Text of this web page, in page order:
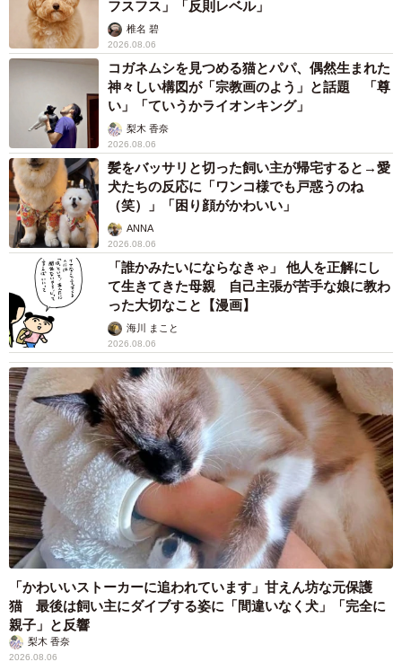
タイの電車の中で見た優先席のマーク 子ど
も、妊娠、けが人、お年寄り… 一つだけ謎の
ものが！？「だから黄色なんですね」
中将 タカノリ
2026.08.06
【物価高が直撃】お盆帰省「予定なし」が約半
数 新幹線・高速バスの「使い分け」が鮮明に
まいどなニュース情報部
2026.08.06
83歳父が骨折で入院 ３カ月の病院生活があま
りに退屈で「画用紙と色鉛筆持ってこい！」→
スケッチブックを見た家族が仰天「これ、売れ
ますよ…」
中将 タカノリ
2026.08.06
1歳息子が腕を亜脱臼 「奥さん、専業主婦な
のに」と夫の後輩から一言 母は泣きながら対
応し必死だった 何年もたった今もたまに思い
出し…山岡 もと子
2026.08.06
子どもの学校外の学習時間が11年で2割減少
「家庭学習0分層」が約半数に達する深刻な実
態と広がる学習格差
まいどなニュース情報部
2026.08.06